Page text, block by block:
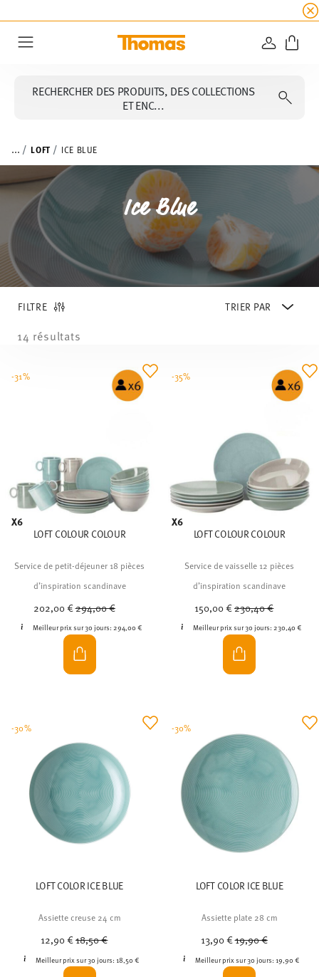
☀️ 45% de réduction sur toutes
RECHERCHER DES PRODUITS, DES COLLECTIONS
ET ENC...
... LOFT ICE BLUE
Ice Blue
FILTRE
14 résultats
X6
LOFT COLOUR COLOUR
Service de petit-déjeuner 18 pièces
d’inspiration scandinave
202,00 € Price reduced from
294,00 €to
Meilleur prix sur 30 jours: 294,00 €
-31%
X6
LOFT COLOUR COLOUR
Service de vaisselle 12 pièces
d’inspiration scandinave
150,00 € Price reduced from
230,40 €
Meilleur prix sur 30 jours: 230,40 €
-35%
LOFT COLOR ICE BLUE
Assiette creuse 24 cm
12,90 € Price reduced from
18,50 €
Meilleur prix sur 30 jours: 18,50 €
-30%
LOFT COLOR ICE BLUE
Assiette plate 28 cm
13,90 € Price reduced from
19,90 €to
Meilleur prix sur 30 jours: 19,90 €
-30%